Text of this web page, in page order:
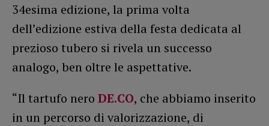
34esima edizione, la prima volta
dell’edizione estiva della festa dedicata al
prezioso tubero si rivela un successo
analogo, ben oltre le aspettative.
“Il tartufo nero DE.CO, che abbiamo inserito
in un percorso di valorizzazione, di